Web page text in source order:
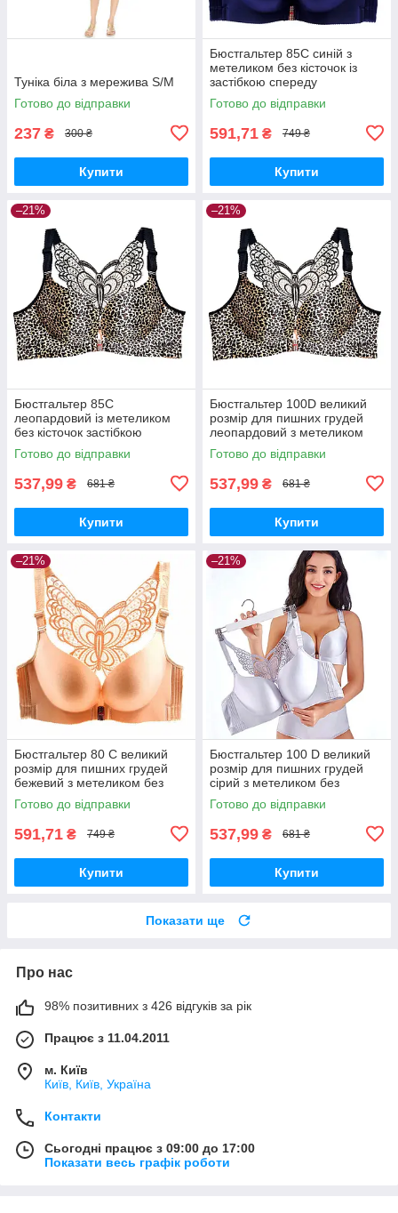
Туніка біла з мережива S/M
Готово до відправки
237 ₴ 300 ₴
Купити
Бюстгальтер 85C синій з
метеликом без кісточок із
застібкою спереду
Готово до відправки
591,71 ₴ 749 ₴
Купити
–21%
Бюстгальтер 85С
леопардовий із метеликом
без кісточок застібкою
спереду
Готово до відправки
537,99 ₴ 681 ₴
Купити
–21%
Бюстгальтер 100D великий
розмір для пишних грудей
леопардовий з метеликом
без кісточок із застібкою
спереду
Готово до відправки
537,99 ₴ 681 ₴
Купити
–21%
Бюстгальтер 80 C великий
розмір для пишних грудей
бежевий з метеликом без
кісточок застібкою спереду
Готово до відправки
591,71 ₴ 749 ₴
Купити
–21%
Бюстгальтер 100 D великий
розмір для пишних грудей
сірий з метеликом без
кісточок застібкою спереду
Готово до відправки
537,99 ₴ 681 ₴
Купити
Показати ще
Про нас
98% позитивних з 426 відгуків за рік
Працює з 11.04.2011
м. Київ
Київ, Київ, Україна
Контакти
Сьогодні працює з 09:00 до 17:00
Показати весь графік роботи